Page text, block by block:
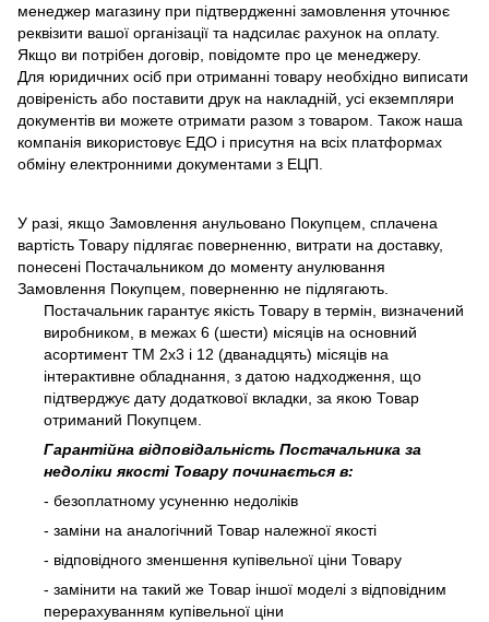
менеджер магазину при підтвердженні замовлення уточнює
реквізити вашої організації та надсилає рахунок на оплату.
Якщо ви потрібен договір, повідомте про це менеджеру.
Для юридичних осіб при отриманні товару необхідно виписати
довіреність або поставити друк на накладній, усі екземпляри
документів ви можете отримати разом з товаром. Також наша
компанія використовує ЕДО і присутня на всіх платформах
обміну електронними документами з ЕЦП.
У разі, якщо Замовлення анульовано Покупцем, сплачена
вартість Товару підлягає поверненню, витрати на доставку,
понесені Постачальником до моменту анулювання
Замовлення Покупцем, поверненню не підлягають.
Постачальник гарантує якість Товару в термін, визначений
виробником, в межах 6 (шести) місяців на основний
асортимент ТМ 2х3 і 12 (дванадцять) місяців на
інтерактивне обладнання, з датою надходження, що
підтверджує дату додаткової вкладки, за якою Товар
отриманий Покупцем.
Гарантійна відповідальність Постачальника за
недоліки якості Товару починається в:
- безоплатному усуненню недоліків
- заміни на аналогічний Товар належної якості
- відповідного зменшення купівельної ціни Товару
- замінити на такий же Товар іншої моделі з відповідним
перерахуванням купівельної ціни